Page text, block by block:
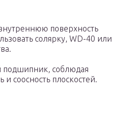
поверхность
солярку, WD-40 или
подшипник, соблюдая
и соосность плоскостей.